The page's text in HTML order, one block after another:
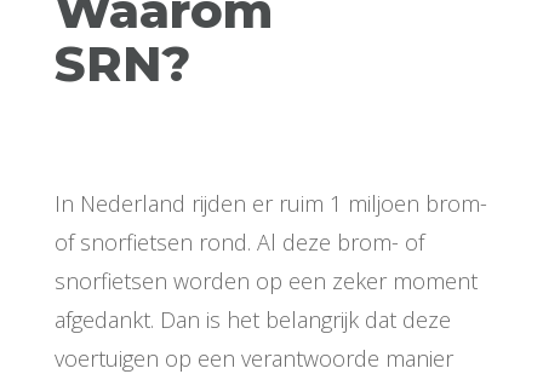
SRN?
In Nederland rijden er ruim 1 miljoen brom-
of snorfietsen rond. Al deze brom- of
snorfietsen worden op een zeker moment
afgedankt. Dan is het belangrijk dat deze
voertuigen op een verantwoorde manier